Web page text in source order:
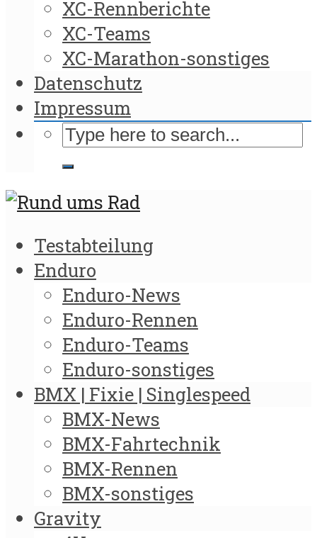
XC-Rennberichte
XC-Teams
XC-Marathon-sonstiges
Datenschutz
Impressum
Testabteilung
Enduro
Enduro-News
Enduro-Rennen
Enduro-Teams
Enduro-sonstiges
BMX | Fixie | Singlespeed
BMX-News
BMX-Fahrtechnik
BMX-Rennen
BMX-sonstiges
Gravity